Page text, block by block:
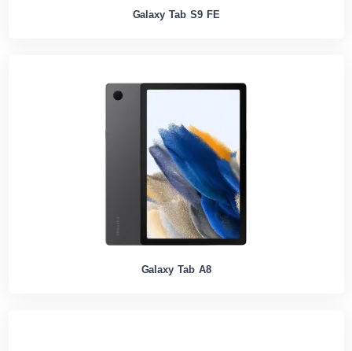
Galaxy Tab S9 FE
Galaxy Tab A8